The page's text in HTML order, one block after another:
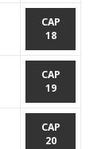
CAP
18
CAP
19
CAP
20